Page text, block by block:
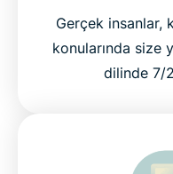
Gerçek insanlar,
konularında size
dilinde 7/